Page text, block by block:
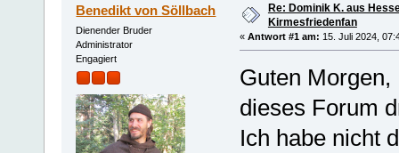
Benedikt von Söllbach
Dienender Bruder
Administrator
Engagiert
Re: Dominik K. aus
Kirmesfriedenfan
« Antwort #1 am: 15. Juli 2024,
Guten Morgen,
dieses Forum
Ich habe nicht